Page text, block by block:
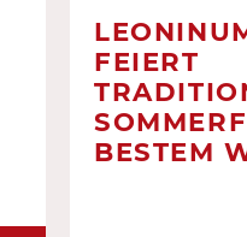
FEIERT
BESTEM